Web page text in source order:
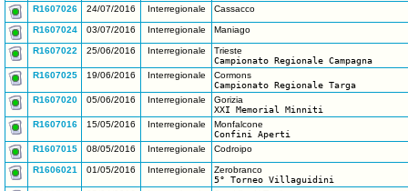
R1607026
24/07/2016 Interregionale Cassacco
R1607024 03/07/2016 Interregionale Maniago
R1607022 25/06/2016 Interregionale
Trieste
Campionato Regionale Campagna
R1607025
19/06/2016 Interregionale
Cormons
Campionato Regionale Targa
R1607020
05/06/2016 Interregionale
Gorizia
XXI Memorial Minniti
R1607016
15/05/2016 Interregionale
Monfalcone
Confini Aperti
R1607015
08/05/2016 Interregionale Codroipo
R1606021 01/05/2016 Interregionale
Zerobranco
5° Torneo Villaguidini